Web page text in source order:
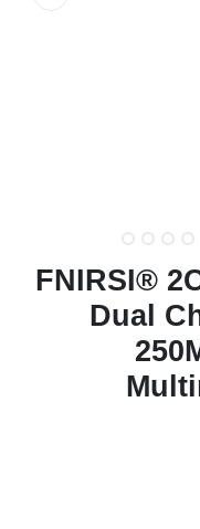
FNIRSI®
Dual